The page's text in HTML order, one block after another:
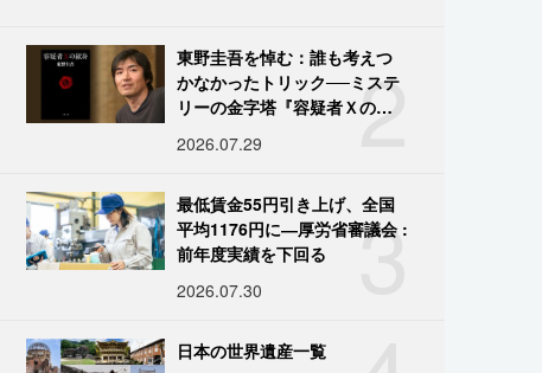
2
東野圭吾を悼む：誰も考えつ
かなかったトリック──ミステ
リーの金字塔『容疑者Ｘの献
2026.07.29
3
最低賃金55円引き上げ、全国
平均1176円に―厚労省審議会 :
前年度実績を下回る
2026.07.30
日本の世界遺産一覧